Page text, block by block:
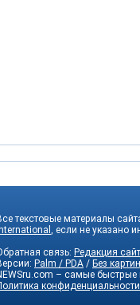
текстовые материалы
, если не указано
связь: Редакция
Palm / PDA / Без
– самые быстрые
конфиденциальности